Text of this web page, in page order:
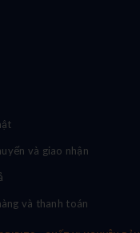
và giao nhận
và thanh toán